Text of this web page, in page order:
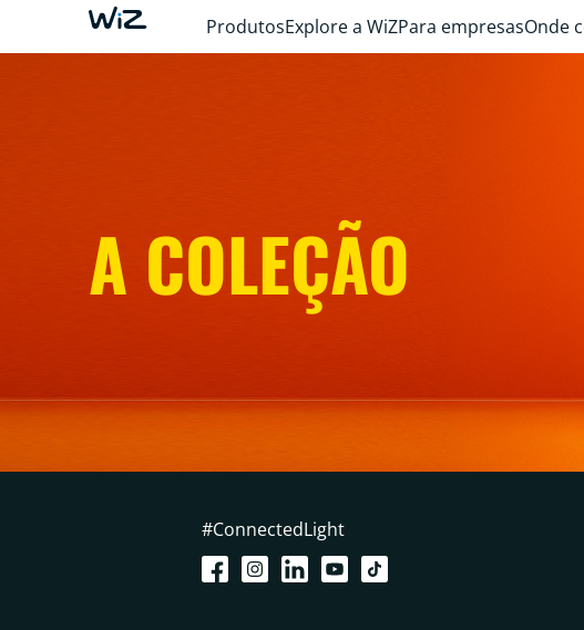
ProdutosExplore a WiZPara empresasOnde
A COLEÇÃO
#ConnectedLight